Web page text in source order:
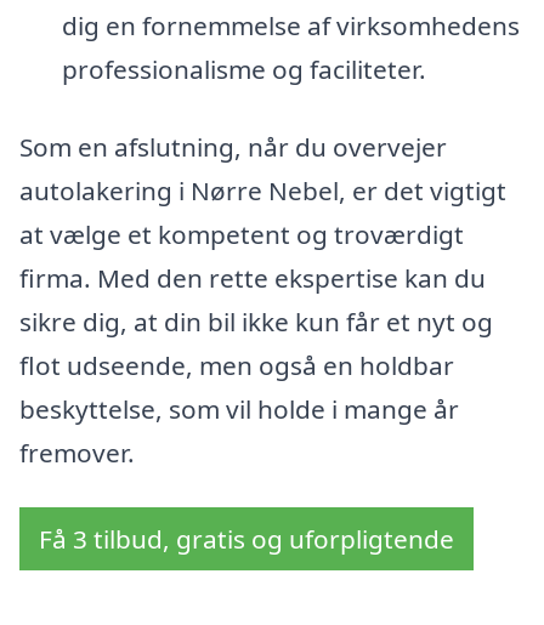
dig en fornemmelse af virksomhedens
professionalisme og faciliteter.
Som en afslutning, når du overvejer
autolakering i Nørre Nebel, er det vigtigt
at vælge et kompetent og troværdigt
firma. Med den rette ekspertise kan du
sikre dig, at din bil ikke kun får et nyt og
flot udseende, men også en holdbar
beskyttelse, som vil holde i mange år
fremover.
Få 3 tilbud, gratis og uforpligtende